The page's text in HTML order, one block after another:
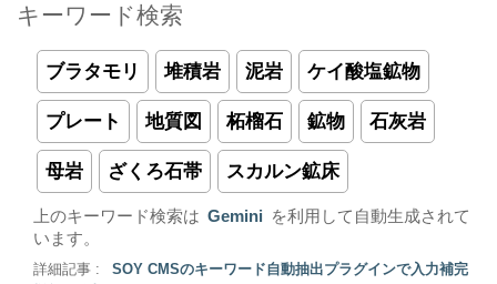
キーワード検索
ブラタモリ 堆積岩 泥岩 ケイ酸塩鉱物
プレート 地質図 柘榴石 鉱物 石灰岩
母岩 ざくろ石帯 スカルン鉱床
上のキーワード検索は Gemini
を利用して自動生成されて
います。
詳細記事 :
SOY CMSのキーワード自動抽出プラグインで入力補完